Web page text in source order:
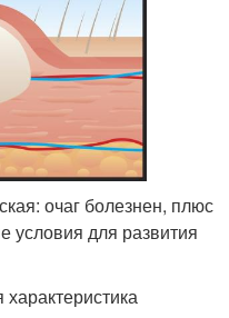
очаг болезнен, плюс
условия для развития